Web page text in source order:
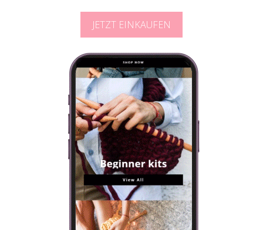
JETZT EINKAUFEN